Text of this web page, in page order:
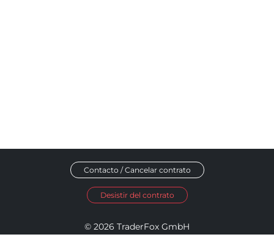
Contacto / Cancelar contrato
Desistir del contrato
© 2026 TraderFox GmbH